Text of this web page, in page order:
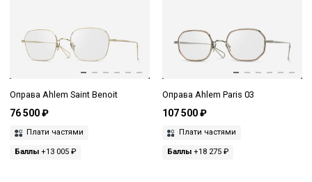
Оправа Ahlem Saint Benoit
76 500 ₽
Плати частями
Баллы +13 005 ₽
Оправа Ahlem Paris 03
107 500 ₽
Плати частями
Баллы+18 275 ₽